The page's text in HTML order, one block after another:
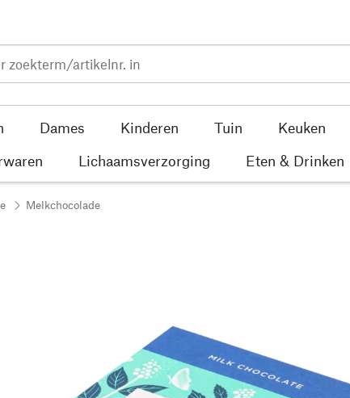
Dames Kinderen Tuin Keuken
Lichaamsverzorging Eten & Drinken
Melkchocolade